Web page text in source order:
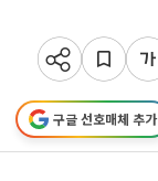
구글 선호매체 추가